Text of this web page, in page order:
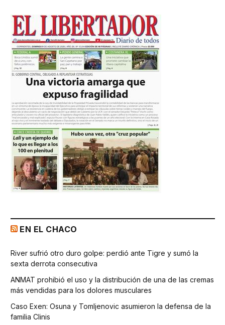
EN EL CHACO
River sufrió otro duro golpe: perdió ante Tigre y sumó la
sexta derrota consecutiva
ANMAT prohibió el uso y la distribución de una de las cremas
más vendidas para los dolores musculares
Caso Exen: Osuna y Tomljenovic asumieron la defensa de la
familia Clinis